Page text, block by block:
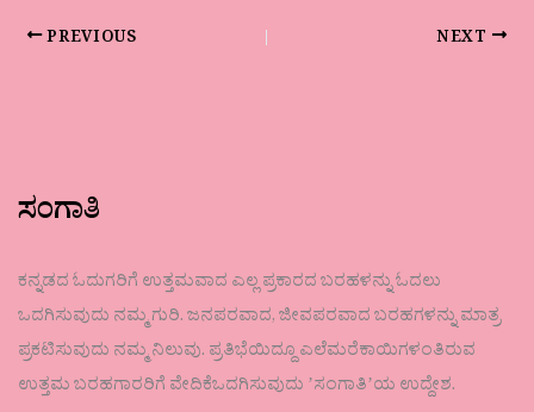
PREVIOUS NEXT
ಸಂಗಾತಿ
ಕನ್ನಡದ ಓದುಗರಿಗೆ ಉತ್ತಮವಾದ ಎಲ್ಲ ಪ್ರಕಾರದ ಬರಹಳನ್ನು ಓದಲು
ಒದಗಿಸುವುದು ನಮ್ಮ ಗುರಿ. ಜನಪರವಾದ, ಜೀವಪರವಾದ ಬರಹಗಳನ್ನು ಮಾತ್ರ
ಪ್ರಕಟಿಸುವುದು ನಮ್ಮ ನಿಲುವು. ಪ್ರತಿಭೆಯಿದ್ದೂ ಎಲೆಮರೆಕಾಯಿಗಳಂತಿರುವ
ಉತ್ತಮ ಬರಹಗಾರರಿಗೆ ವೇದಿಕೆಒದಗಿಸುವುದು ʼಸಂಗಾತಿʼಯ ಉದ್ದೇಶ.